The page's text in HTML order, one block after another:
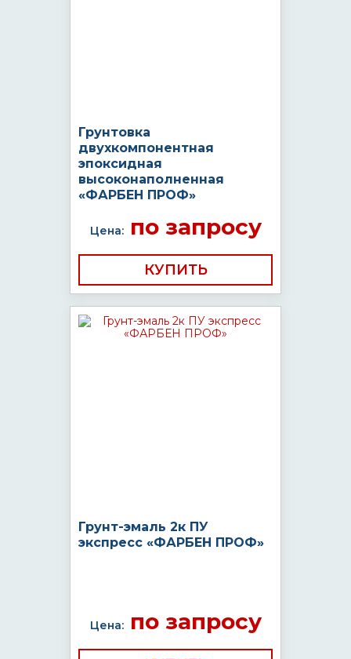
Грунтовка
двухкомпонентная
эпоксидная
высоконаполненная
«ФАРБЕН ПРОФ»
Цена:по запросу
КУПИТЬ
Грунт-эмаль 2к ПУ
экспресс «ФАРБЕН ПРОФ»
Цена:по запросу